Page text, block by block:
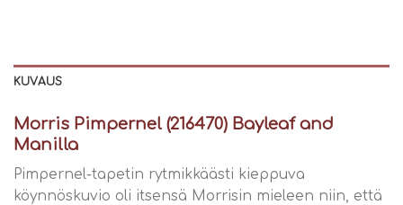
KUVAUS
Morris Pimpernel (216470) Bayleaf and
Manilla
Pimpernel-tapetin rytmikkäästi kieppuva
köynnöskuvio oli itsensä Morrisin mieleen niin, että